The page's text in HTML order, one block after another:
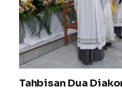
Tahbisan Dua